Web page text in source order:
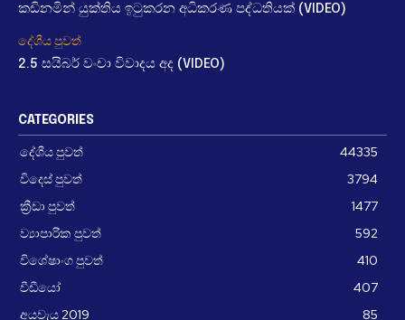
කඩිනමින් යුක්තිය ඉටුකරන අධිකරණ පද්ධතියක් (VIDEO)
දේශීය පුවත්
2.5 සයිබර් වංචා විවාදය අද (VIDEO)
CATEGORIES
දේශීය පුවත්
44335
විදෙස් පුවත්
3794
ක්‍රීඩා පුවත්
1477
ව්‍යාපාරික පුවත්
592
විශේෂාංග පුවත්
410
වීඩීයෝ
407
අයවැය 2019
85